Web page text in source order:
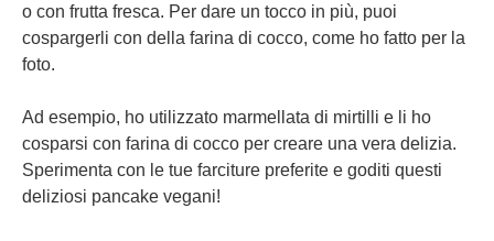
o con frutta fresca. Per dare un tocco in più, puoi
cospargerli con della farina di cocco, come ho fatto per la
foto.
Ad esempio, ho utilizzato marmellata di mirtilli e li ho
cosparsi con farina di cocco per creare una vera delizia.
Sperimenta con le tue farciture preferite e goditi questi
deliziosi pancake vegani!